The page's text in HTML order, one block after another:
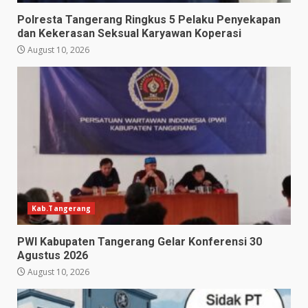
Polresta Tangerang Ringkus 5 Pelaku Penyekapan
dan Kekerasan Seksual Karyawan Koperasi
August 10, 2026
Kab.Tangerang
PWI Kabupaten Tangerang Gelar Konferensi 30
Agustus 2026
August 10, 2026